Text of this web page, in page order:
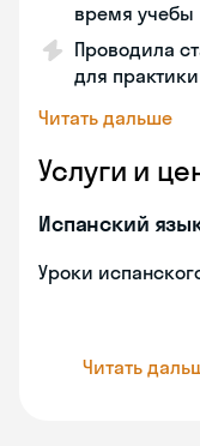
время учебы
Проводила
для практики
Читать дальше
Услуги и
Испанский
Уроки
Читать